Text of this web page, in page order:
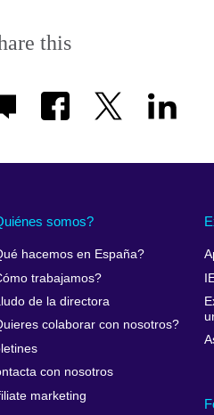
this
somos?
hacemos en España?
trabajamos?
de la directora
colaborar con nosotros?
con nosotros
marketing